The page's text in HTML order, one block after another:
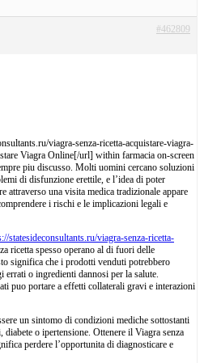
#462809
viagra-senza-ricetta-acquistare-viagra-
Viagra Online[/url] within farmacia on-screen
piu discusso. Molti uomini cercano soluzioni
di disfunzione erettile, e l’idea di poter
attraverso una visita medica tradizionale appare
i rischi e le implicazioni legali e
statesideconsultants.ru/viagra-senza-ricetta-
ricetta spesso operano al di fuori delle
significa che i prodotti venduti potrebbero
errati o ingredienti dannosi per la salute.
puo portare a effetti collaterali gravi e interazioni
un sintomo di condizioni mediche sottostanti
o ipertensione. Ottenere il Viagra senza
perdere l’opportunita di diagnosticare e